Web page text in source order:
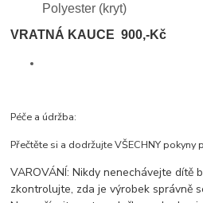
Polyester (kryt)
VRATNÁ KAUCE 900,-Kč
Péče a údržba:
Přečtěte si a dodržujte VŠECHNY pokyny
VAROVÁNÍ: Nikdy nenechávejte dítě
zkontrolujte, zda je výrobek správně